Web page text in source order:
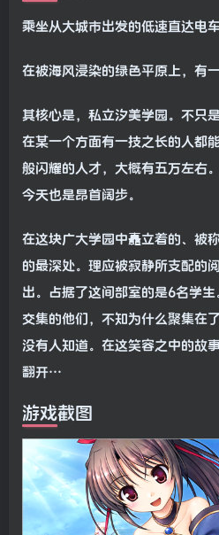
乘坐从大城市出发的低速直达电车
在被海风浸染的绿色平原上，有一
其核心是，私立汐美学园。不只
在某一个方面有一技之长的人都
般闪耀的人才，大概有五万左右
今天也是昂首阔步。
在这块广大学园中矗立着的、被
的最深处。理应被寂静所支配的
出。占据了这间部室的是6名学
交集的他们，不知为什么聚集在
没有人知道。在这笑容之中的故
翻开…
游戏截图